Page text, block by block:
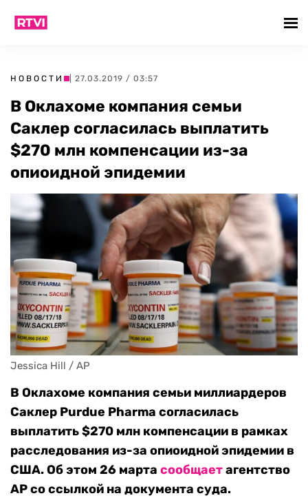
НОВОСТИ | 27.03.2019 / 03:57
В Оклахоме компания семьи
Саклер согласилась выплатить
$270 млн компенсации из-за
опиоидной эпидемии
Jessica Hill / AP
В Оклахоме компания семьи миллиардеров
Саклер Purdue Pharma согласилась
выплатить $270 млн компенсации в рамках
расследования из-за опиоидной эпидемии в
США. Об этом 26 марта сообщаетагентство
AP со ссылкой на документа суда.